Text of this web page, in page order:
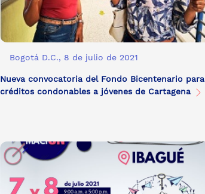
Bogotá D.C., 8 de julio de 2021
Nueva convocatoria del Fondo Bicentenario para
créditos condonables a jóvenes de Cartagena